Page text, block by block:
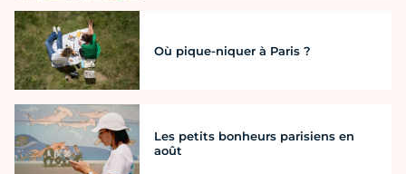
Où pique-niquer à Paris ?
Les petits bonheurs parisiens en
août